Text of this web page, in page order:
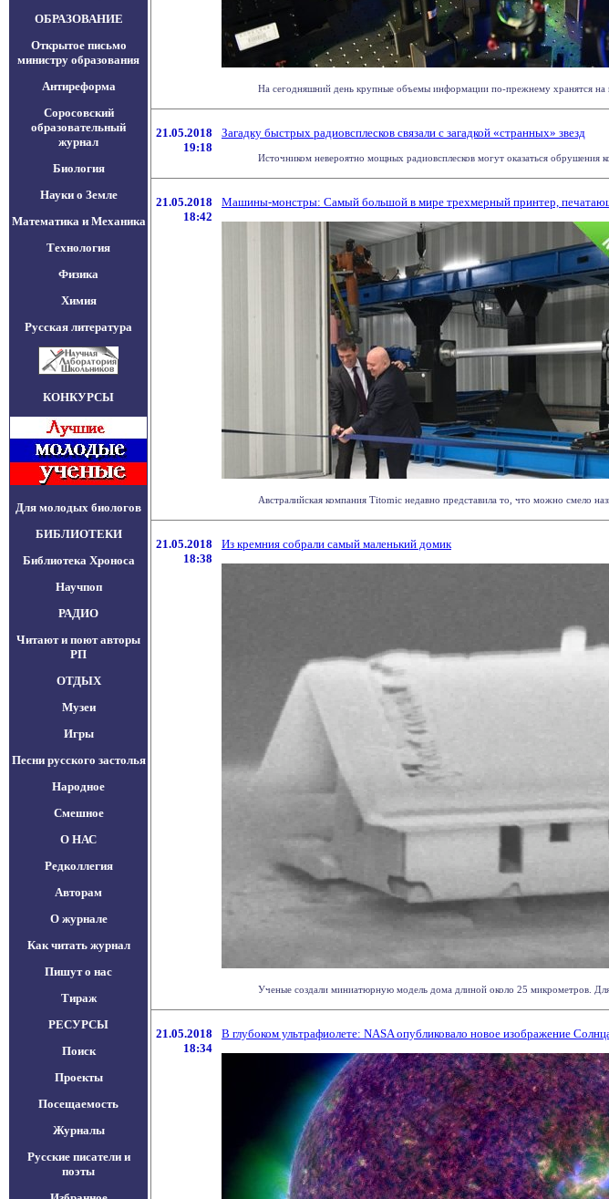
ОБРАЗОВАНИЕ
Открытое письмо
министру образования
Антиреформа
Соросовский
образовательный
журнал
Биология
Науки о Земле
Математика и Механика
Технология
Физика
Химия
Русская литература
КОНКУРСЫ
Для молодых биологов
БИБЛИОТЕКИ
Библиотека Хроноса
Научпоп
РАДИО
Читают и поют авторы
РП
ОТДЫХ
Музеи
Игры
Песни русского застолья
Народное
Смешное
О НАС
Редколлегия
Авторам
О журнале
Как читать журнал
Пишут о нас
Тираж
РЕСУРСЫ
Поиск
Проекты
Посещаемость
Журналы
Русские писатели и
поэты
На сегодняшний день крупные объемы информации по-прежнему хранятся на
21.05.2018
19:18
Загадку быстрых радиовсплесков связали с загадкой «странных» звезд
Источником невероятно мощных радиовсплесков могут оказаться обрушения
21.05.2018
18:42
Машины-монстры: Самый большой в мире трехмерный принтер,
Австралийская компания Titomic недавно представила то, что можно смело
21.05.2018
18:38
Из кремния собрали самый маленький домик
Ученые создали миниатюрную модель дома длиной около 25 микрометров. Для
21.05.2018
18:34
В глубоком ультрафиолете: NASA опубликовало новое изображение